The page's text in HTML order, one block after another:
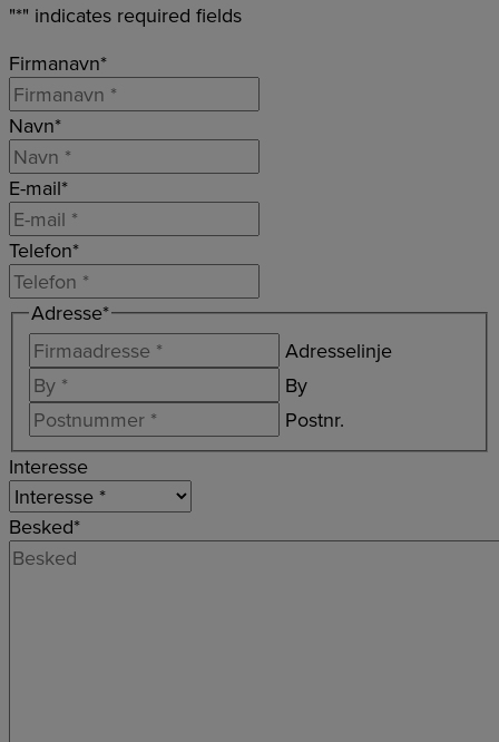
"*" indicates required fields
Firmanavn*
Navn*
E-mail*
Telefon*
Adresse*
Adresselinje
By
Postnr.
Interesse
Besked*